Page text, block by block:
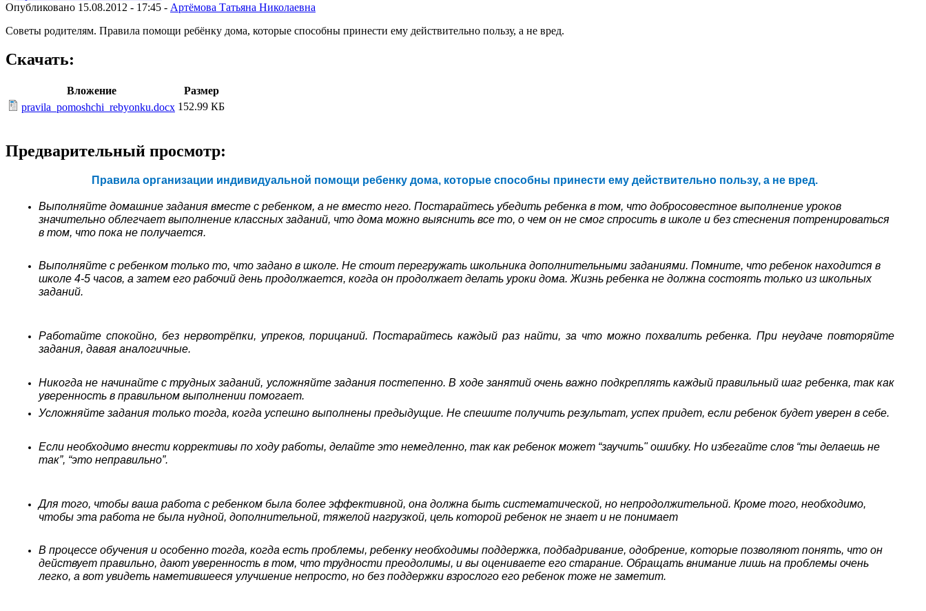
Опубликовано 15.08.2012 - 17:45 - Артёмова Татьяна Николаевна
Советы родителям. Правила помощи ребёнку дома, которые способны принести ему действительно пользу, а не вред.
Скачать:
Вложение
Размер
pravila_pomoshchi_rebyonku.docx 152.99 КБ
Предварительный просмотр:
Правила организации индивидуальной помощи ребенку дома, которые способны принести ему действительно пользу, а не вред.
Выполняйте домашние задания вместе с ребенком, а не вместо него. Постарайтесь убедить ребенка в том, что добросовестное выполнение уроков
значительно облегчает выполнение классных заданий, что дома можно выяснить все то, о чем он не смог спросить в школе и без стеснения потренироваться
в том, что пока не получается.
Выполняйте с ребенком только то, что задано в школе. Не стоит перегружать школьника дополнительными заданиями. Помните, что ребенок находится в
школе 4-5 часов, а затем его рабочий день продолжается, когда он продолжает делать уроки дома. Жизнь ребенка не должна состоять только из школьных
заданий.
Работайте спокойно, без нервотрёпки, упреков, порицаний. Постарайтесь каждый раз найти, за что можно похвалить ребенка. При неудаче повторяйте
задания, давая аналогичные.
Никогда не начинайте с трудных заданий, усложняйте задания постепенно. В ходе занятий очень важно подкреплять каждый правильный шаг ребенка, так как
уверенность в правильном выполнении помогает.
Усложняйте задания только тогда, когда успешно выполнены предыдущие. Не спешите получить результат, успех придет, если ребенок будет уверен в себе.
Если необходимо внести коррективы по ходу работы, делайте это немедленно, так как ребенок может “заучить" ошибку. Но избегайте слов “ты делаешь не
так”, “это неправильно”.
Для того, чтобы ваша работа с ребенком была более эффективной, она должна быть cистематической, но непродолжительной. Кроме того, необходимо,
чтобы эта работа не была нудной, дополнительной, тяжелой нагрузкой, цель которой ребенок не знает и не понимает
В процессе обучения и особенно тогда, когда есть проблемы, ребенку необходимы поддержка, подбадривание, одобрение, которые позволяют понять, что он
действует правильно, дают уверенность в том, что трудности преодолимы, и вы оцениваете его старание. Обращать внимание лишь на проблемы очень
легко, а вот увидеть наметившееся улучшение непросто, но без поддержки взрослого его ребенок тоже не заметит.